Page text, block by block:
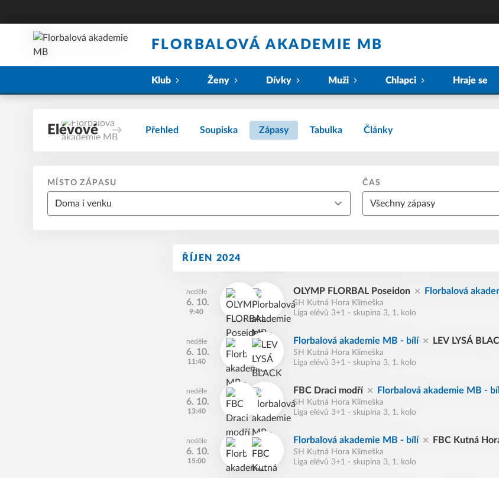
FLORBALOVÁ AKADEMIE MB
Klub Ženy Dívky Muži Chlapci Hraje se
Elévové Přehled Soupiska Zápasy Tabulka Články
MÍSTO ZÁPASU ČAS
ŘÍJEN 2024
neděle
6. 10.
9:40
OLYMP FLORBAL Poseidon Florbalová
SH Kutná Hora Klimeška
Liga elévů 3+1 - skupina 3, 1. kolo
neděle
6. 10.
11:40
Florbalová akademie MB - bílí LEV LYSÁ
SH Kutná Hora Klimeška
Liga elévů 3+1 - skupina 3, 1. kolo
neděle
6. 10.
13:40
FBC Draci modří Florbalová akademie MB -
SH Kutná Hora Klimeška
Liga elévů 3+1 - skupina 3, 1. kolo
neděle
6. 10.
15:00
Florbalová akademie MB - bílí FBC Kutná
SH Kutná Hora Klimeška
Liga elévů 3+1 - skupina 3, 1. kolo